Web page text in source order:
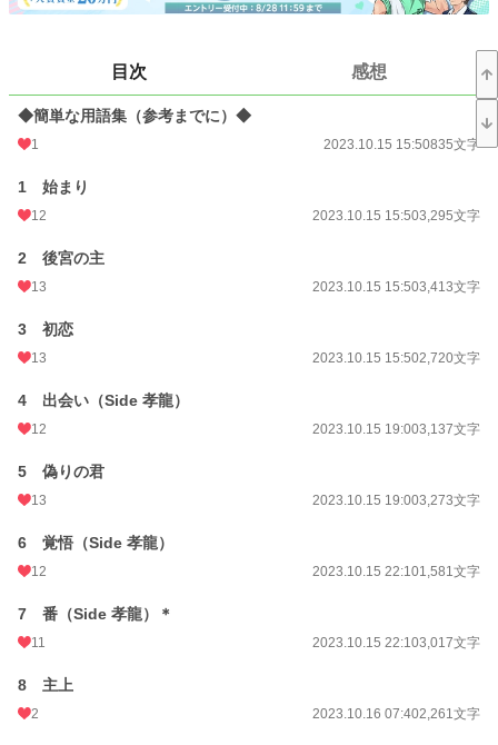
◇ 全27話予定。
文字数
更新日時 2023.11.02 19:10
初回公開日時
初回完結日時 2023.11.02 19:13
週間ポイント
月間ポイント 210 pt (50,739 位)
累計ポイント 58,460 pt (41,084 位)
目次 感想
◆簡単な用語集（参考までに）◆
1 2023.10.15 15:50835文字
1 始まり
12 2023.10.15 15:503,295文字
2 後宮の主
13 2023.10.15 15:503,413文字
3 初恋
13 2023.10.15 15:502,720文字
4 出会い（Side 孝龍）
12 2023.10.15 19:003,137文字
5 偽りの君
13 2023.10.15 19:003,273文字
6 覚悟（Side 孝龍）
12 2023.10.15 22:101,581文字
7 番（Side 孝龍）＊
11 2023.10.15 22:103,017文字
8 主上
2 2023.10.16 07:402,261文字